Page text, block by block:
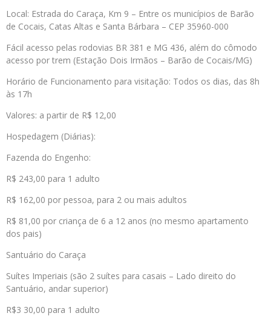
Local: Estrada do Caraça, Km 9 – Entre os municípios de Barão
de Cocais, Catas Altas e Santa Bárbara – CEP 35960-000
Fácil acesso pelas rodovias BR 381 e MG 436, além do cômodo
acesso por trem (Estação Dois Irmãos – Barão de Cocais/MG)
Horário de Funcionamento para visitação: Todos os dias, das 8h
às 17h
Valores: a partir de R$ 12,00
Hospedagem (Diárias):
Fazenda do Engenho:
R$ 243,00 para 1 adulto
R$ 162,00 por pessoa, para 2 ou mais adultos
R$ 81,00 por criança de 6 a 12 anos (no mesmo apartamento
dos pais)
Santuário do Caraça
Suítes Imperiais (são 2 suítes para casais – Lado direito do
Santuário, andar superior)
R$3 30,00 para 1 adulto